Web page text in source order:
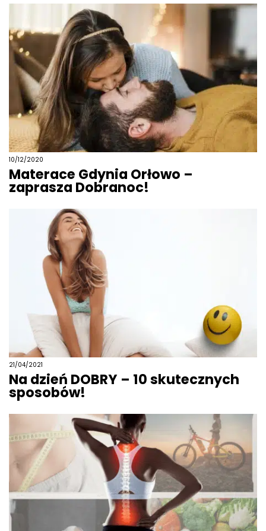
10/12/2020
Materace Gdynia Orłowo –
zaprasza Dobranoc!
21/04/2021
Na dzień DOBRY – 10 skutecznych
sposobów!